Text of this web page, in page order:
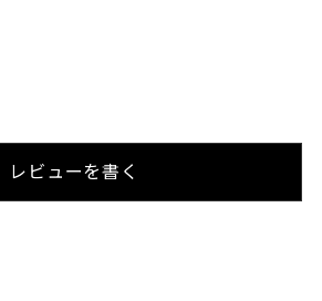
レビューを書く